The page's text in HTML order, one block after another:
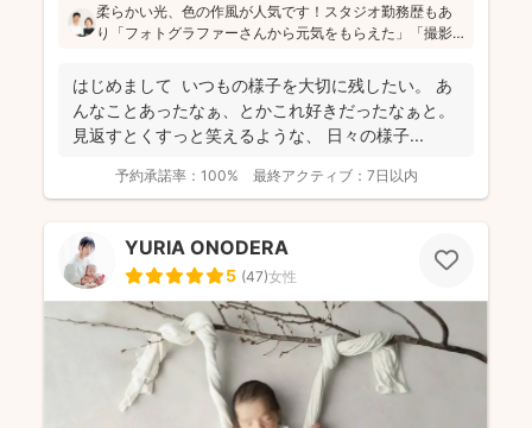
柔らかい光、色の作風が人気です！スタジオ勤務歴もあ
り「フォトグラファーさんから元気をもらえた」「撮影
写真ではなく、お子さん・親御さんの目線で、自然な様
子を撮影してお届けします(^^)
はじめまして いつもの様子を大切に残したい。 あ
んなことあったなぁ、とかこれ好きだったなぁと。
見返すとくすっと笑えるような、 日々の様子...
予約承諾率： 100% 最終アクティブ： 7日以内
YURIA ONODERA
5 (47)女性